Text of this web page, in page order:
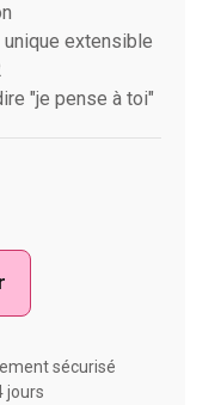
extensible
"je pense à toi"
sécurisé
jours